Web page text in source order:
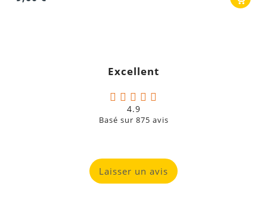
Excellent
4.9
Basé sur 875 avis
Laisser un avis